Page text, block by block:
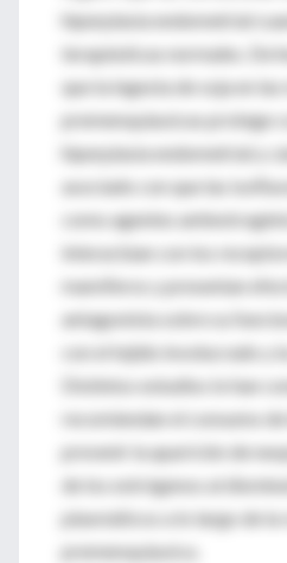
hiperplasia endometrial
terapéuticas normales. De
que la ingesta de soja en las
premenopáusicas protege
hiperplasia endometrial y
asociado con que las
como agentes
interactúan con los
mamíferos y presentan
antagonista sobre su
con el tejido involucrado y
Distintos estudios lo han
recomiendan el consumo
prevenir la aparición de
de los estrógenos al
plasmáticos a lo largo de la
premenopáusica.